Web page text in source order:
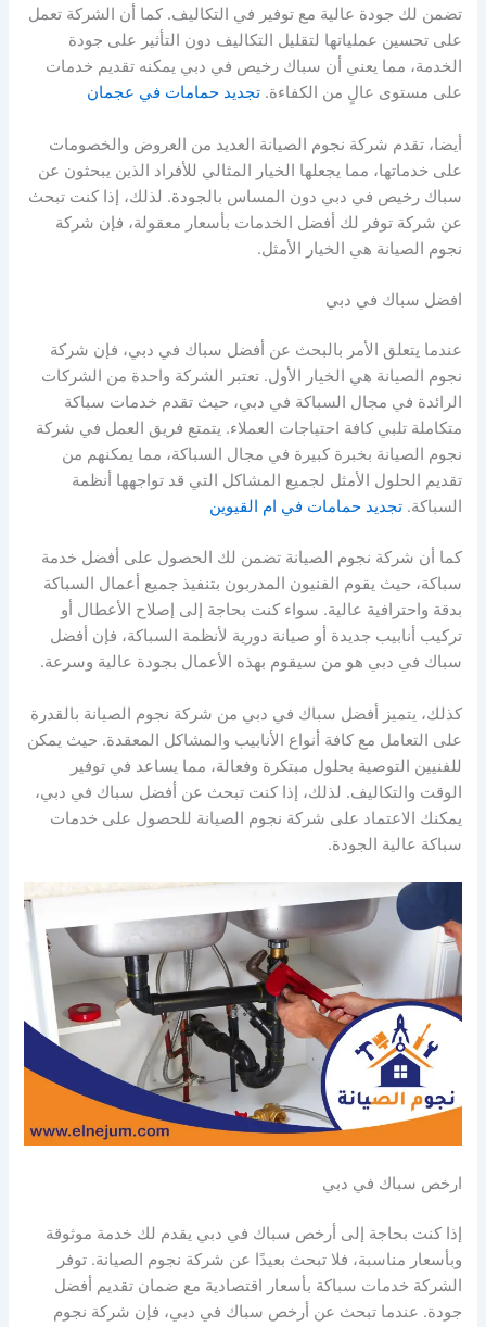
تضمن لك جودة عالية مع توفير في التكاليف. كما أن الشركة تعمل
على تحسين عملياتها لتقليل التكاليف دون التأثير على جودة
الخدمة، مما يعني أن سباك رخيص في دبي يمكنه تقديم خدمات
على مستوى عالٍ من الكفاءة.تجديد حمامات في عجمان
أيضا، تقدم شركة نجوم الصيانة العديد من العروض والخصومات
على خدماتها، مما يجعلها الخيار المثالي للأفراد الذين يبحثون عن
سباك رخيص في دبي دون المساس بالجودة. لذلك، إذا كنت تبحث
عن شركة توفر لك أفضل الخدمات بأسعار معقولة، فإن شركة
نجوم الصيانة هي الخيار الأمثل.
افضل سباك في دبي
عندما يتعلق الأمر بالبحث عن أفضل سباك في دبي، فإن شركة
نجوم الصيانة هي الخيار الأول. تعتبر الشركة واحدة من الشركات
الرائدة في مجال السباكة في دبي، حيث تقدم خدمات سباكة
متكاملة تلبي كافة احتياجات العملاء. يتمتع فريق العمل في شركة
نجوم الصيانة بخبرة كبيرة في مجال السباكة، مما يمكنهم من
تقديم الحلول الأمثل لجميع المشاكل التي قد تواجهها أنظمة
السباكة.تجديد حمامات في ام القيوين
كما أن شركة نجوم الصيانة تضمن لك الحصول على أفضل خدمة
سباكة، حيث يقوم الفنيون المدربون بتنفيذ جميع أعمال السباكة
بدقة واحترافية عالية. سواء كنت بحاجة إلى إصلاح الأعطال أو
تركيب أنابيب جديدة أو صيانة دورية لأنظمة السباكة، فإن أفضل
سباك في دبي هو من سيقوم بهذه الأعمال بجودة عالية وسرعة.
كذلك، يتميز أفضل سباك في دبي من شركة نجوم الصيانة بالقدرة
على التعامل مع كافة أنواع الأنابيب والمشاكل المعقدة. حيث يمكن
للفنيين التوصية بحلول مبتكرة وفعالة، مما يساعد في توفير
الوقت والتكاليف. لذلك، إذا كنت تبحث عن أفضل سباك في دبي،
يمكنك الاعتماد على شركة نجوم الصيانة للحصول على خدمات
سباكة عالية الجودة.
ارخص سباك في دبي
إذا كنت بحاجة إلى أرخص سباك في دبي يقدم لك خدمة موثوقة
وبأسعار مناسبة، فلا تبحث بعيدًا عن شركة نجوم الصيانة. توفر
الشركة خدمات سباكة بأسعار اقتصادية مع ضمان تقديم أفضل
جودة. عندما تبحث عن أرخص سباك في دبي، فإن شركة نجوم